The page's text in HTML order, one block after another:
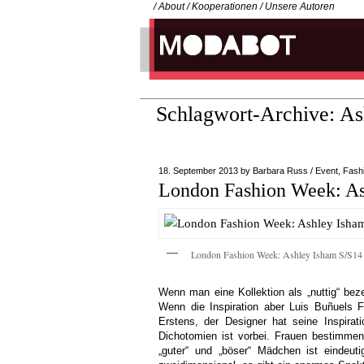
/ About / Kooperationen / Unsere Autoren
Schlagwort-Archive:
18. September 2013 by Barbara Russ / Event
London Fashion Week:
London Fashion Week: Ashley Isham S/S14
Wenn man eine Kollektion als „nuttig“
Wenn die Inspiration aber Luis Buñuels
Erstens, der Designer hat seine
Dichotomien ist vorbei. Frauen
„guter“ und „böser“ Mädchen ist